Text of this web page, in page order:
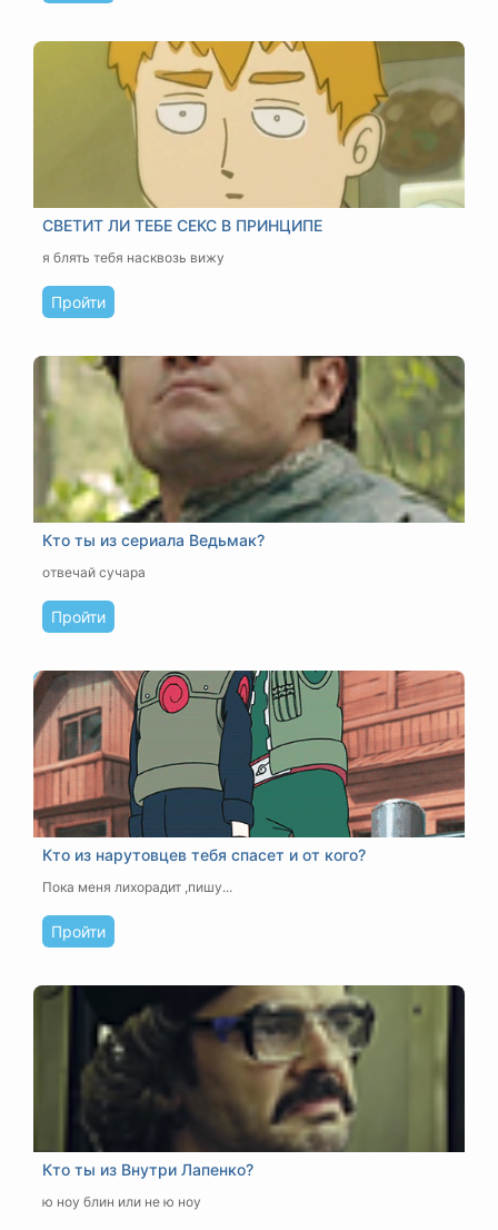
СВЕТИТ ЛИ ТЕБЕ СЕКС В ПРИНЦИПЕ
я блять тебя насквозь вижу
Пройти
Кто ты из сериала Ведьмак?
отвечай сучара
Пройти
Кто из нарутовцев тебя спасет и от кого?
Пока меня лихорадит ,пишу...
Пройти
Кто ты из Внутри Лапенко?
ю ноу блин или не ю ноу